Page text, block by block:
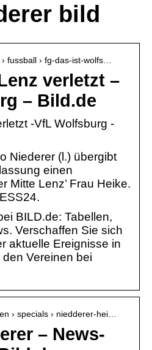
bild
fussball › fg-das-ist-wolfs…
verletzt –
– Bild.de
-VfL Wolfsburg -
Niederer (l.) übergibt
einen
Mitte Lenz’ Frau Heike.
BILD.de: Tabellen,
Verschaffen Sie sich
aktuelle Ereignisse in
Vereinen bei
› specials › niedderer-hei…
– News-